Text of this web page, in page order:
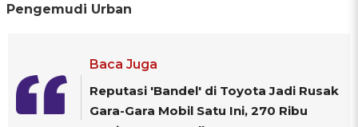
Pengemudi Urban
Baca Juga
Reputasi 'Bandel' di Toyota Jadi Rusak
Gara-Gara Mobil Satu Ini, 270 Ribu